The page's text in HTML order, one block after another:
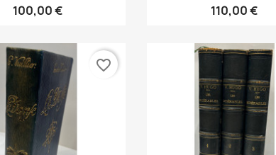
100,00 € 110,00 €
favorite_border